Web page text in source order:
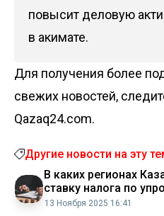
повысит деловую
в акимате.
Для получения более
свежих новостей,
Qazaq24.com.
Другие новости на эту
В каких регионах
ставку налога по
13 Ноября 2025 16:41